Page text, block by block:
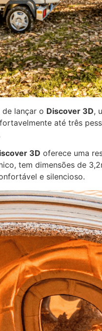
de lançar o Discover 3D,
até três
3D oferece uma
tem dimensões de
e silencioso.